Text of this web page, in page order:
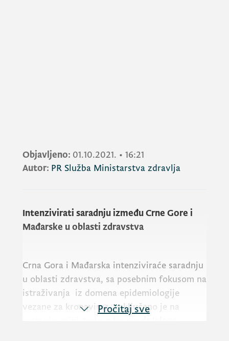
Objavljeno: 01.10.2021. • 16:21
Autor: PR Služba Ministarstva zdravlja
Intenzivirati saradnju između Crne Gore i
Mađarske u oblasti zdravstva
Crna Gora i Mađarska intenziviraće saradnju
u oblasti zdravstva, sa posebnim fokusom na
istraživanja iz domena epidemiologije
vezane za kronavirus, zaključeno je na
Pročitaj sve